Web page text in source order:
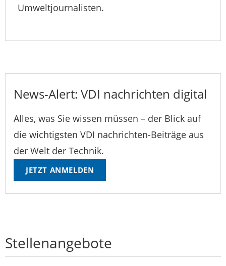
Umweltjournalisten.
News-Alert: VDI nachrichten digital
Alles, was Sie wissen müssen – der Blick auf
die wichtigsten VDI nachrichten-Beiträge aus
der Welt der Technik.
JETZT ANMELDEN
Stellenangebote